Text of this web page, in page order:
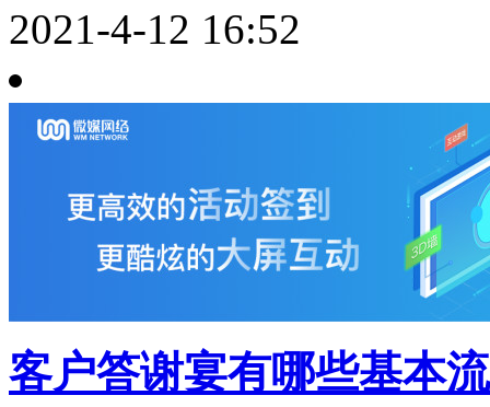
2021-4-12 16:52
客户答谢宴有哪些基本